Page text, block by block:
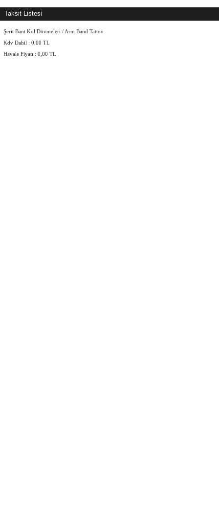
Taksit Listesi
Şerit Bant Kol Dövmeleri / Arm Band Tattoo
Kdv Dahil : 0,00 TL
Havale Fiyatı : 0,00 TL